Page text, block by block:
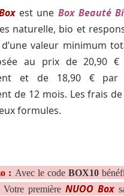
est une Box Beauté
naturelle, bio et
valeur minimum
au prix de 20,90
et de 18,90 €
de 12 mois. Les frais
formules.
: Avec le codeBOX10
Votre première NUOO Box